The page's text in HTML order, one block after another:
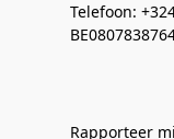
Telefoon:
Rapporteer